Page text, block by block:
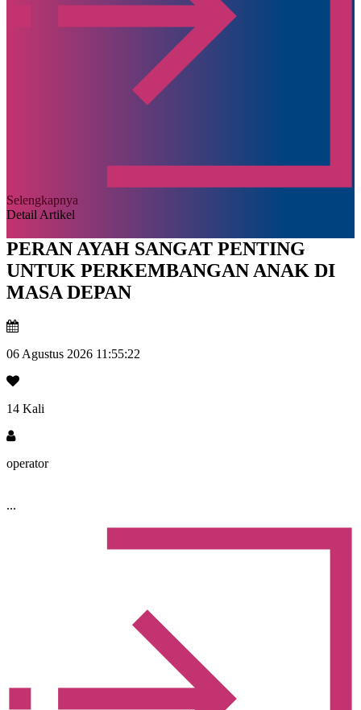
Selengkapnya
Detail Artikel
PERAN AYAH SANGAT PENTING
UNTUK PERKEMBANGAN ANAK DI
MASA DEPAN
06 Agustus 2026 11:55:22
14 Kali
operator
...